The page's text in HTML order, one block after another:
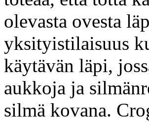
olevasta ovesta
yksityistilaisuus
käytävän läpi,
aukkoja ja
silmä kovana.